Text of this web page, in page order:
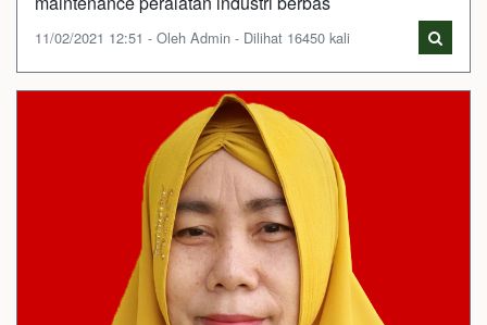
11/02/2021 12:51 - Oleh Admin - Dilihat 16450 kali